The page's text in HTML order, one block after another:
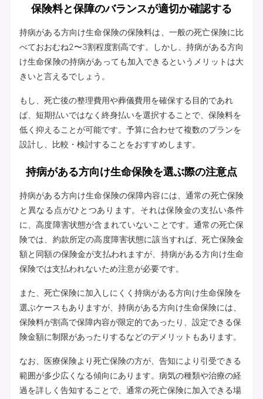
保険料と保障のバランスが適切か確認する
持病がある方向け生命保険の保険料は、一般の死亡保険に比
べておおむね2〜3割程度割高です。しかし、持病がある方向
け生命保険の持病があっても加入できるというメリットは大
きいと言えるでしょう。
もし、死亡後の整理費用や葬儀費用を確保する目的であれ
ば、短期払いではなく終身払いを選択することで、保険料を
低く抑えることが可能です。予算に合わせて複数のプランを
設計し、比較・検討することをおすすめします。
持病がある方向け生命保険を選ぶ際の注意点
持病がある方向け生命保険の保障内容には、通常の死亡保険
と異なる点がひとつあります。それは保険金の支払い条件
に、高度障害状態が含まれていないことです。通常の死亡保
険では、約款所定の高度障害状態に該当すれば、死亡保険金
額と同額の保険金が支払われますが、持病がある方向け生命
保険では支払われないため注意が必要です。
また、死亡保険に加入しにくく持病がある方向け生命保険を
選ぶケースもありますが、持病がある方向け生命保険には、
保険料が割高で保障内容が限定的であったり、設定できる保
険金額に制限があったりするなどのデメリットもあります。
なお、医療保険より死亡保険の方が、告知により引受できる
範囲が多少広くなる傾向にあります。病気の種類や治療の経
過を詳しく告知することで、通常の死亡保険に加入できる場